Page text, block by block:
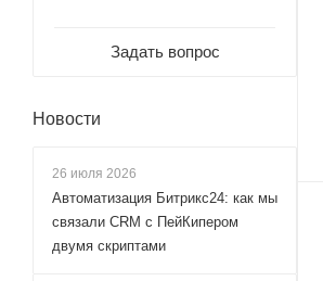
Задать вопрос
Новости
26 июля 2026
Автоматизация Битрикс24: как мы
связали CRM с ПейКипером
двумя скриптами